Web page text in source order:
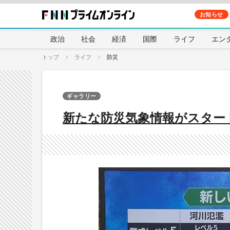
お知らせ
政治 社会 経済 国際 ライフ エン
トップ ライフ 防災
新たな防災気象情報がスタ
ギャラリー